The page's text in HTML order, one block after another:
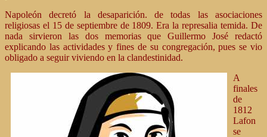
Napoleón decretó la desaparición. de todas las asociaciones
religiosas el 15 de septiembre de 1809. Era la represalia temida. De
nada sirvieron las dos memorias que Guillermo José redactó
explicando las actividades y fines de su congregación, pues se vio
obligado a seguir viviendo en la clandestinidad.
A
finales
de
1812
Lafon
se